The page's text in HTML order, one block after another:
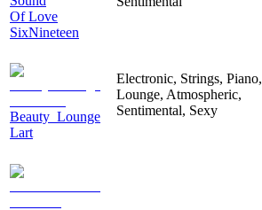
Of Love
SixNineteen
Beauty_Lounge
Lart
Electronic, Strings, Piano,
Lounge, Atmospheric,
Sentimental, Sexy